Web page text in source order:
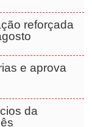
reforçada
e aprova
da